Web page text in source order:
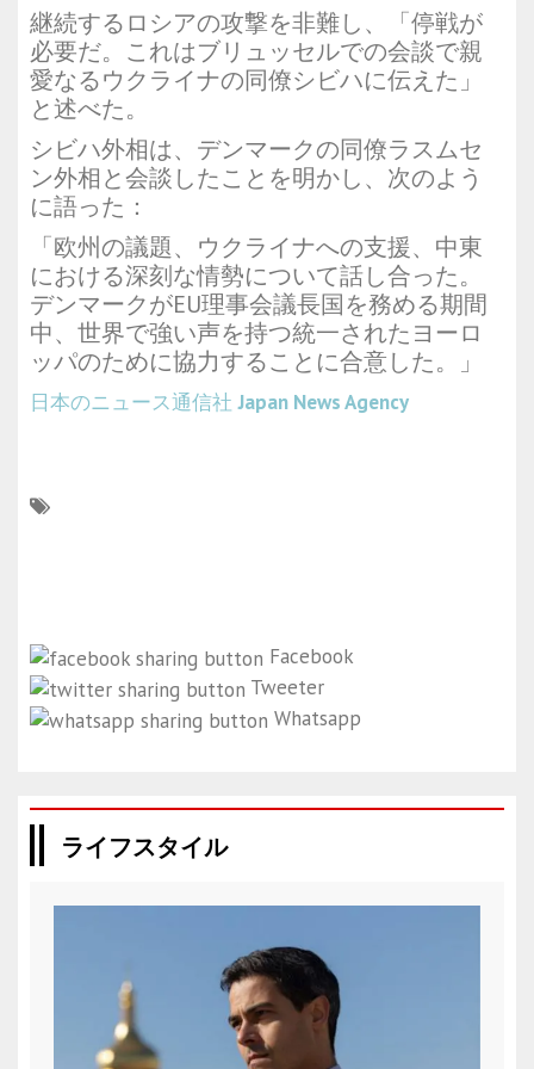
継続するロシアの攻撃を非難し、「停戦が
必要だ。これはブリュッセルでの会談で親
愛なるウクライナの同僚シビハに伝えた」
と述べた。
シビハ外相は、デンマークの同僚ラスムセ
ン外相と会談したことを明かし、次のよう
に語った：
「欧州の議題、ウクライナへの支援、中東
における深刻な情勢について話し合った。
デンマークがEU理事会議長国を務める期間
中、世界で強い声を持つ統一されたヨーロ
ッパのために協力することに合意した。」
日本のニュース通信社 Japan News Agency
Facebook
Tweeter
Whatsapp
ライフスタイル